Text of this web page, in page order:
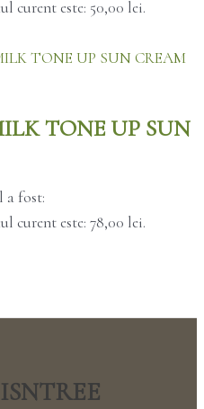
curent este: 50,00 lei.
TONE UP SUN
a fost:
curent este: 78,00 lei.